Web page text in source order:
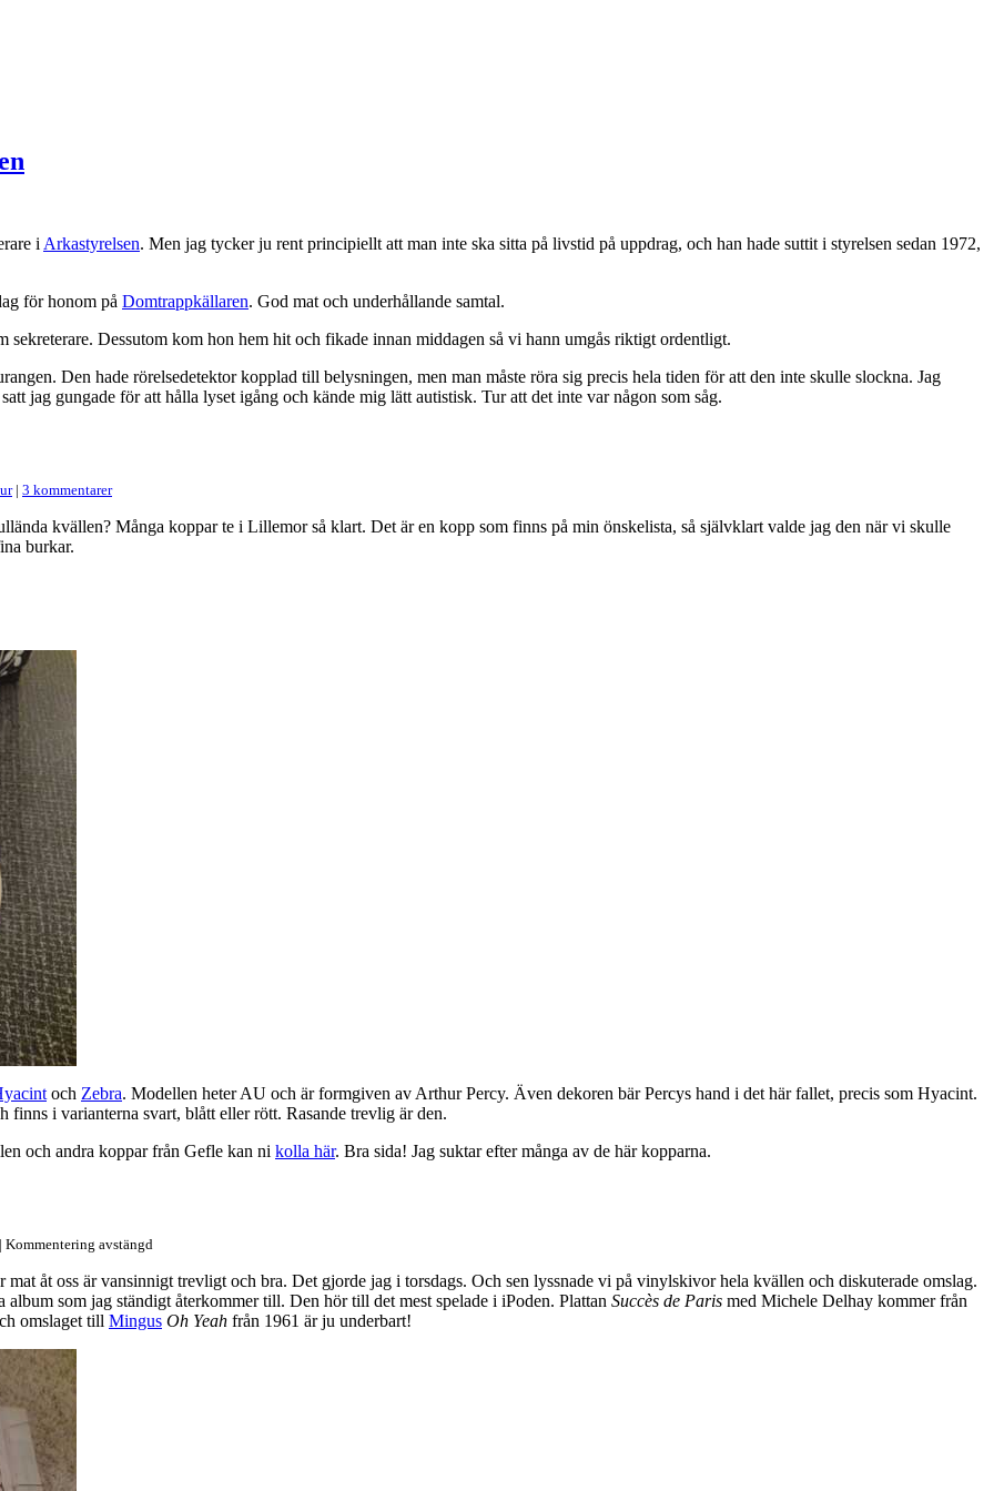
i Arkastyrelsen. Men jag tycker ju rent principiellt att man inte ska sitta på livstid på uppdrag, och han hade suttit i styrelsen sedan 1972,
för honom på Domtrappkällaren. God mat och underhållande samtal.
Dessutom kom hon hem hit och fikade innan middagen så vi hann umgås riktigt ordentligt.
Den hade rörelsedetektor kopplad till belysningen, men man måste röra sig precis hela tiden för att den inte skulle slockna. Jag
jag gungade för att hålla lyset igång och kände mig lätt autistisk. Tur att det inte var någon som såg.
| 3 kommentarer
kvällen? Många koppar te i Lillemor så klart. Det är en kopp som finns på min önskelista, så självklart valde jag den när vi skulle
burkar.
och Zebra. Modellen heter AU och är formgiven av Arthur Percy. Även dekoren bär Percys hand i det här fallet, precis som Hyacint.
i varianterna svart, blått eller rött. Rasande trevlig är den.
och andra koppar från Gefle kan ni kolla här. Bra sida! Jag suktar efter många av de här kopparna.
| Kommentering avstängd
åt oss är vansinnigt trevligt och bra. Det gjorde jag i torsdags. Och sen lyssnade vi på vinylskivor hela kvällen och diskuterade omslag.
album som jag ständigt återkommer till. Den hör till det mest spelade i iPoden. Plattan Succès de Paris med Michele Delhay kommer från
omslaget till Mingus Oh Yeah från 1961 är ju underbart!